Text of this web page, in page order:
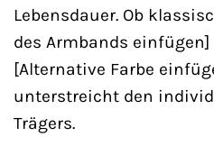
Lebensdauer. Ob
des Armbands
[Alternative Farbe
unterstreicht den
Trägers.